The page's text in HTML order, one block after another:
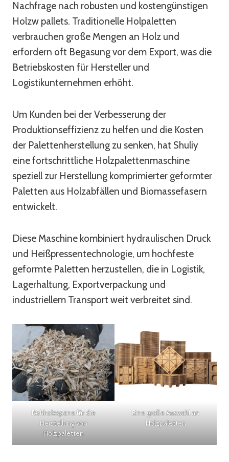
Nachfrage nach robusten und kostengünstigen
Holzw pallets. Traditionelle Holpaletten
verbrauchen große Mengen an Holz und
erfordern oft Begasung vor dem Export, was die
Betriebskosten für Hersteller und
Logistikunternehmen erhöht.
Um Kunden bei der Verbesserung der
Produktionseffizienz zu helfen und die Kosten
der Palettenherstellung zu senken, hat Shuliy
eine fortschrittliche Holzpalettenmaschine
speziell zur Herstellung komprimierter geformter
Paletten aus Holzabfällen und Biomassefasern
entwickelt.
Diese Maschine kombiniert hydraulischen Druck
und Heißpressentechnologie, um hochfeste
geformte Paletten herzustellen, die in Logistik,
Lagerhaltung, Exportverpackung und
industriellem Transport weit verbreitet sind.
Rohholzspäne für die
Herstellung von
Holzpaletten
Eine große Auswahl an
Holzpaletten